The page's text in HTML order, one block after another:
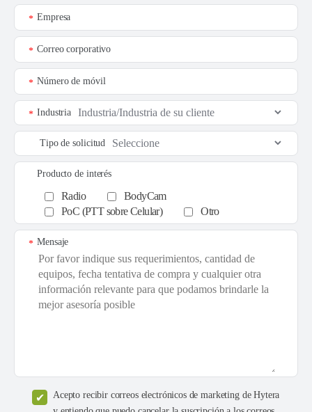
Empresa
*
Correo corporativo
*
Número de móvil
*
Industria
*
Tipo de solicitud
Producto de interés
Radio
BodyCam
PoC (PTT sobre Celular)
Otro
Mensaje
*
Acepto recibir correos electrónicos de marketing de Hytera